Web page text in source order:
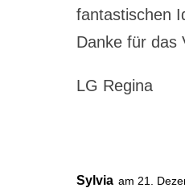
fantastischen
Danke für das
LG Regina
Sylvia am 21.